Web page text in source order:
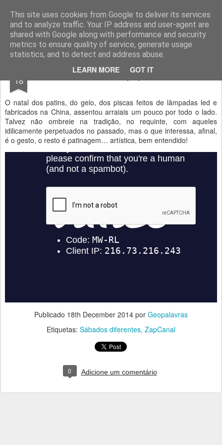
This site uses cookies from Google to deliver its services
and to analyze traffic. Your IP address and user-agent are
shared with Google along with performance and security
metrics to ensure quality of service, generate usage
statistics, and to detect and address abuse.
LEARN MORE GOT IT
Geopalavras
canal800 clique ZapCanal
18 Natal pop.
O natal dos patins, do gelo, dos piscas feitos de lâmpadas led e
fabricados na China, assentou arraiais um pouco por todo o lado.
Talvez não ombreie na tradição, no requinte, com aqueles
idilicamente perpetuados no passado, mas o que interessa, afinal,
é o gesto, o resto é patinagem… artística, bem entendido!
Publicado 18th December 2014 por Geopalavras
Etiquetas: Sábados diferentes ZapCanal
0 Adicione um comentário